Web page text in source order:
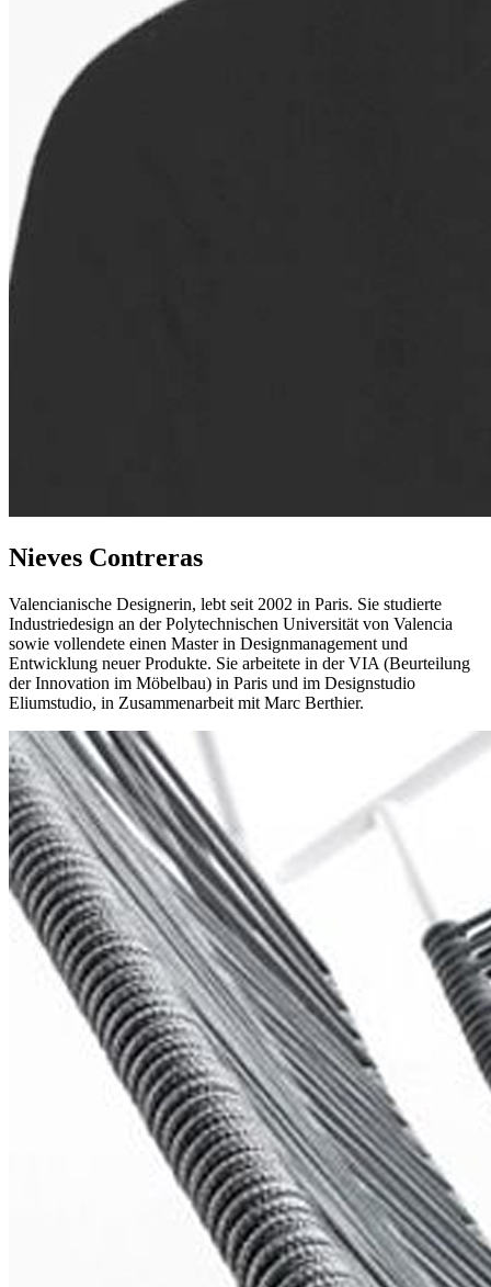
Nieves Contreras
Valencianische Designerin, lebt seit 2002 in Paris. Sie studierte
Industriedesign an der Polytechnischen Universität von Valencia
sowie vollendete einen Master in Designmanagement und
Entwicklung neuer Produkte. Sie arbeitete in der VIA (Beurteilung
der Innovation im Möbelbau) in Paris und im Designstudio
Eliumstudio, in Zusammenarbeit mit Marc Berthier.